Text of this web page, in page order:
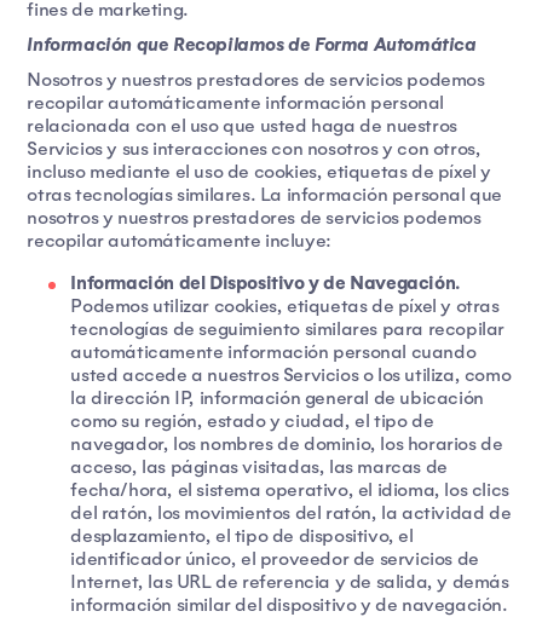
fines de marketing.
Información que Recopilamos de Forma Automática
Nosotros y nuestros prestadores de servicios podemos
recopilar automáticamente información personal
relacionada con el uso que usted haga de nuestros
Servicios y sus interacciones con nosotros y con otros,
incluso mediante el uso de cookies, etiquetas de píxel y
otras tecnologías similares. La información personal que
nosotros y nuestros prestadores de servicios podemos
recopilar automáticamente incluye:
Información del Dispositivo y de Navegación.
Podemos utilizar cookies, etiquetas de píxel y otras
tecnologías de seguimiento similares para recopilar
automáticamente información personal cuando
usted accede a nuestros Servicios o los utiliza, como
la dirección IP, información general de ubicación
como su región, estado y ciudad, el tipo de
navegador, los nombres de dominio, los horarios de
acceso, las páginas visitadas, las marcas de
fecha/hora, el sistema operativo, el idioma, los clics
del ratón, los movimientos del ratón, la actividad de
desplazamiento, el tipo de dispositivo, el
identificador único, el proveedor de servicios de
Internet, las URL de referencia y de salida, y demás
información similar del dispositivo y de navegación.